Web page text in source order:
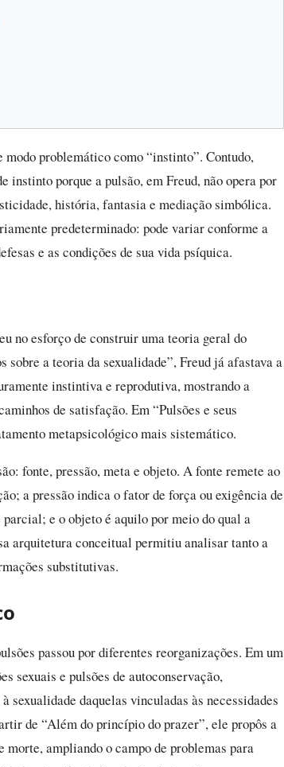
problemático como “instinto”. Contudo,
instinto porque a pulsão, em Freud, não opera por
história, fantasia e mediação simbólica.
predeterminado: pode variar conforme a
e as condições de sua vida psíquica.
no esforço de construir uma teoria geral do
sobre a teoria da sexualidade”, Freud já afastava a
instintiva e reprodutiva, mostrando a
de satisfação. Em “Pulsões e seus
metapsicológico mais sistemático.
fonte, pressão, meta e objeto. A fonte remete ao
a pressão indica o fator de força ou exigência de
e o objeto é aquilo por meio do qual a
arquitetura conceitual permitiu analisar tanto a
substitutivas.
passou por diferentes reorganizações. Em um
sexuais e pulsões de autoconservação,
sexualidade daquelas vinculadas às necessidades
de “Além do princípio do prazer”, ele propôs a
morte, ampliando o campo de problemas para